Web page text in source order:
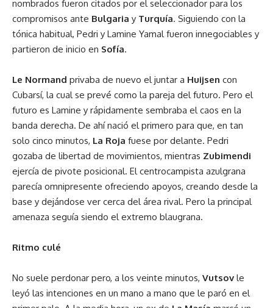
nombrados fueron citados por el seleccionador para los
compromisos ante Bulgaria y Turquía. Siguiendo con la
tónica habitual, Pedri y Lamine Yamal fueron innegociables y
partieron de inicio en Sofía.
Le Normand privaba de nuevo el juntar a Huijsen con
Cubarsí, la cual se prevé como la pareja del futuro. Pero el
futuro es Lamine y rápidamente sembraba el caos en la
banda derecha. De ahí nació el primero para que, en tan
solo cinco minutos, La Roja fuese por delante. Pedri
gozaba de libertad de movimientos, mientras Zubimendi
ejercía de pivote posicional. El centrocampista azulgrana
parecía omnipresente ofreciendo apoyos, creando desde la
base y dejándose ver cerca del área rival. Pero la principal
amenaza seguía siendo el extremo blaugrana.
Ritmo culé
No suele perdonar pero, a los veinte minutos, Vutsov le
leyó las intenciones en un mano a mano que le paró en el